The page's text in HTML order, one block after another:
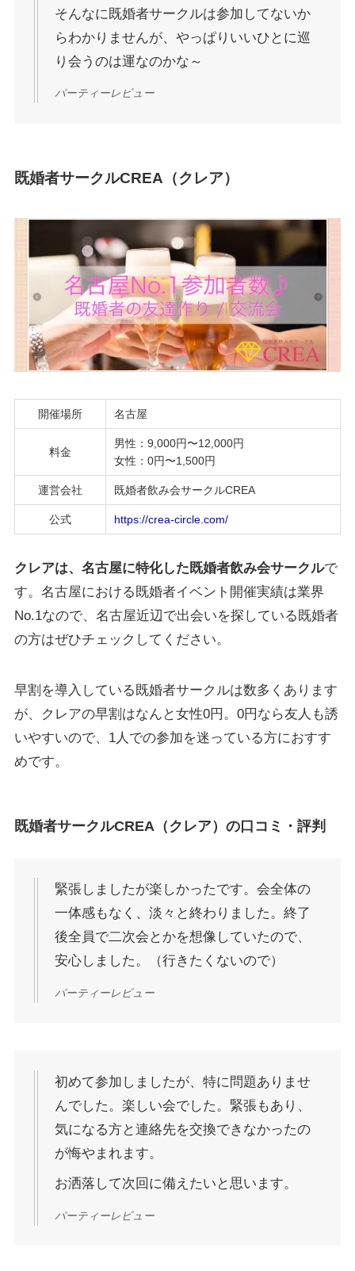
そんなに既婚者サークルは参加してないか
らわかりませんが、やっぱりいいひとに巡
り会うのは運なのかな～
パーティーレビュー
既婚者サークルCREA（クレア）
開催場所 名古屋
料金
男性：9,000円〜12,000円
女性：0円〜1,500円
運営会社 既婚者飲み会サークルCREA
公式 https://crea-circle.com/
クレアは、名古屋に特化した既婚者飲み会サークルで
す。名古屋における既婚者イベント開催実績は業界
No.1なので、名古屋近辺で出会いを探している既婚者
の方はぜひチェックしてください。
早割を導入している既婚者サークルは数多くあります
が、クレアの早割はなんと女性0円。0円なら友人も誘
いやすいので、1人での参加を迷っている方におすす
めです。
既婚者サークルCREA（クレア）の口コミ・評判
緊張しましたが楽しかったです。会全体の
一体感もなく、淡々と終わりました。終了
後全員で二次会とかを想像していたので、
安心しました。（行きたくないので）
パーティーレビュー
初めて参加しましたが、特に問題ありませ
んでした。楽しい会でした。緊張もあり、
気になる方と連絡先を交換できなかったの
が悔やまれます。
お洒落して次回に備えたいと思います。
パーティーレビュー